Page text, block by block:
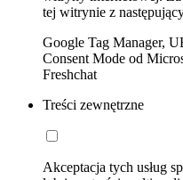
tej witrynie z
Google Tag Manager,
Consent Mode od
Freshchat
Treści zewnętrzne
Akceptacja tych usług